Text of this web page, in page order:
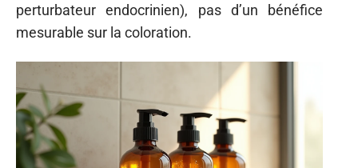
perturbateur endocrinien), pas d’un bénéfice
mesurable sur la coloration.